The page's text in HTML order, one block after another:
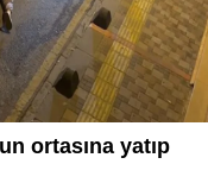
ortasına yatıp